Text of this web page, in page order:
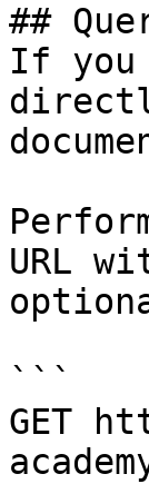
##
If you
URL
```
GET